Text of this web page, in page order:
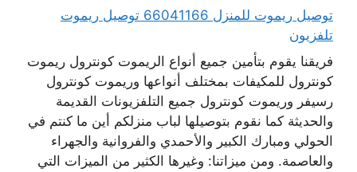
توصيل ريموت للمنزل 66041166 توصيل ريموت
تلفزيون
فريقنا يقوم بتأمين جميع أنواع الريموت كونترول ريموت
كونترول للمكيفات بمختلف أنواعها وريموت كونترول
رسيفر وريموت كونترول جميع التلفزيونات القديمة
والحديثة كما نقوم بتوصيلها لباب منزلكم أين ما كنتم في
الحولي ومبارك الكبير والأحمدي والفروانية والجهراء
والعاصمة. ومن ميزاتنا: وغيرها الكثير من الميزات التي